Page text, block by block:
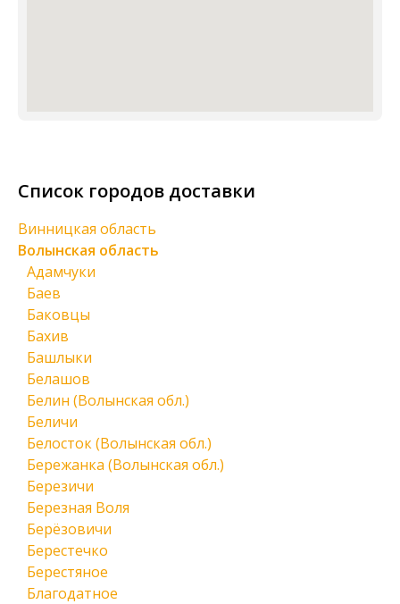
Список городов доставки
Винницкая область
Волынская область
Адамчуки
Баев
Баковцы
Бахив
Башлыки
Белашов
Белин (Волынская обл.)
Беличи
Белосток (Волынская обл.)
Бережанка (Волынская обл.)
Березичи
Березная Воля
Берёзовичи
Берестечко
Берестяное
Благодатное